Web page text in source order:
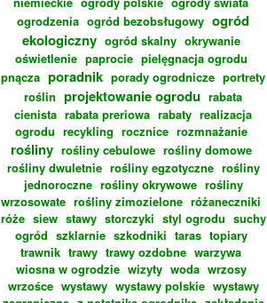
ogrodzenia ogród bezobsługowy ogród
ekologiczny ogród skalny okrywanie
oświetlenie paprocie pielęgnacja ogrodu
pnącza poradnik porady ogrodnicze portrety
roślin projektowanie ogrodu rabata
cienista rabata preriowa rabaty realizacja
ogrodu recykling rocznice rozmnażanie
rośliny rośliny cebulowe rośliny domowe
rośliny dwuletnie rośliny egzotyczne rośliny
jednoroczne rośliny okrywowe rośliny
wrzosowate rośliny zimozielone różaneczniki
róże siew stawy storczyki styl ogrodu suchy
ogród szklarnie szkodniki taras topiary
trawnik trawy trawy ozdobne warzywa
wiosna w ogrodzie wizyty woda wrzosy
wrzośce wystawy wystawy polskie wystawy